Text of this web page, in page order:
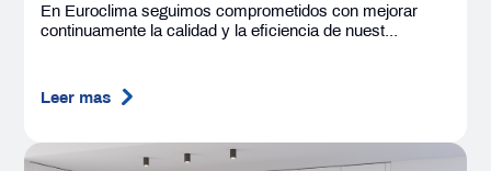
En Euroclima seguimos comprometidos con mejorar
continuamente la calidad y la eficiencia de nuest...
Leer mas